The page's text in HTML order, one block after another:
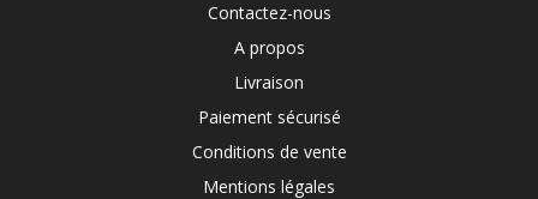
Contactez-nous
A propos
Livraison
Paiement sécurisé
Conditions de vente
Mentions légales